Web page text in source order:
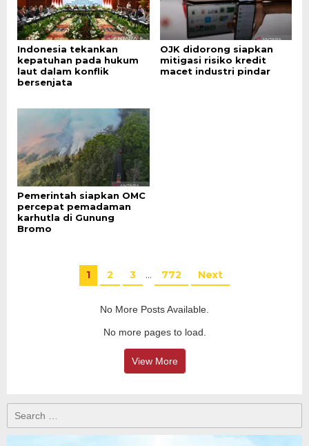
Indonesia tekankan
kepatuhan pada hukum
laut dalam konflik
bersenjata
OJK didorong siapkan
mitigasi risiko kredit
macet industri pindar
Pemerintah siapkan OMC
percepat pemadaman
karhutla di Gunung
Bromo
1 2 3 … 772 Next
No More Posts Available.
No more pages to load.
View More
for: